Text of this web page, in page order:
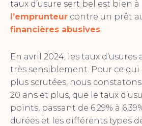
taux d’usure sert bel est bien
l’emprunteur contre un prêt
financières abusives
En avril 2024, les taux
très sensiblement. Pour ce qui
plus scrutées, nous
20 ans et plus, que le taux
points, passant de 6.29% à
durées et les différents types